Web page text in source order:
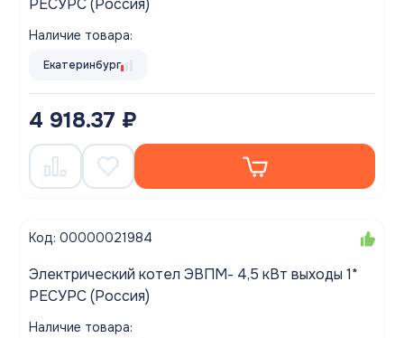
РЕСУРС (Россия)
Наличие товара:
Екатеринбург
4 918.37 ₽
Код: 00000021984
Электрический котел ЭВПМ- 4,5 кВт выходы 1*
РЕСУРС (Россия)
Наличие товара: